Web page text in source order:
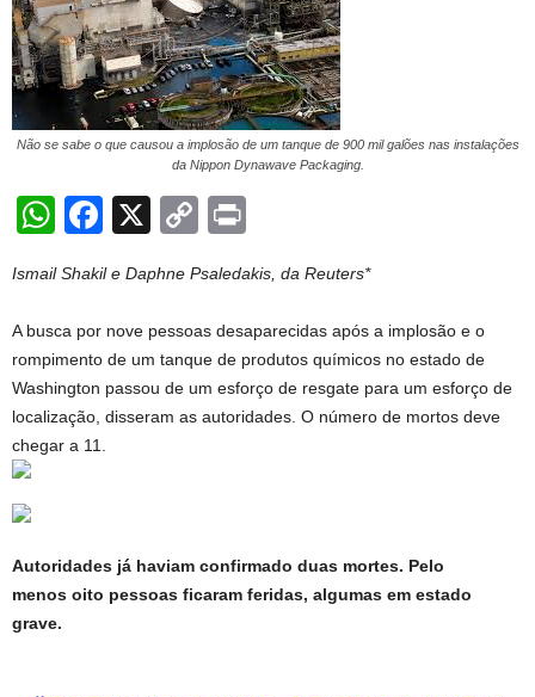
Não se sabe o que causou a implosão de um tanque de 900 mil galões nas instalações
da Nippon Dynawave Packaging.
W
at
s
A
p
p
F
c
e
b
o
o
X
C
p
y
Li
n
t
Ismail Shakil e Daphne Psaledakis, da Reuters*
A busca por nove pessoas desaparecidas após a implosão e o
rompimento de um tanque de produtos químicos no estado de
Washington passou de um esforço de resgate para um esforço de
localização, disseram as autoridades. O número de mortos deve
chegar a 11.
Autoridades já haviam confirmado duas mortes. Pelo
menos oito pessoas ficaram feridas, algumas em estado
grave.